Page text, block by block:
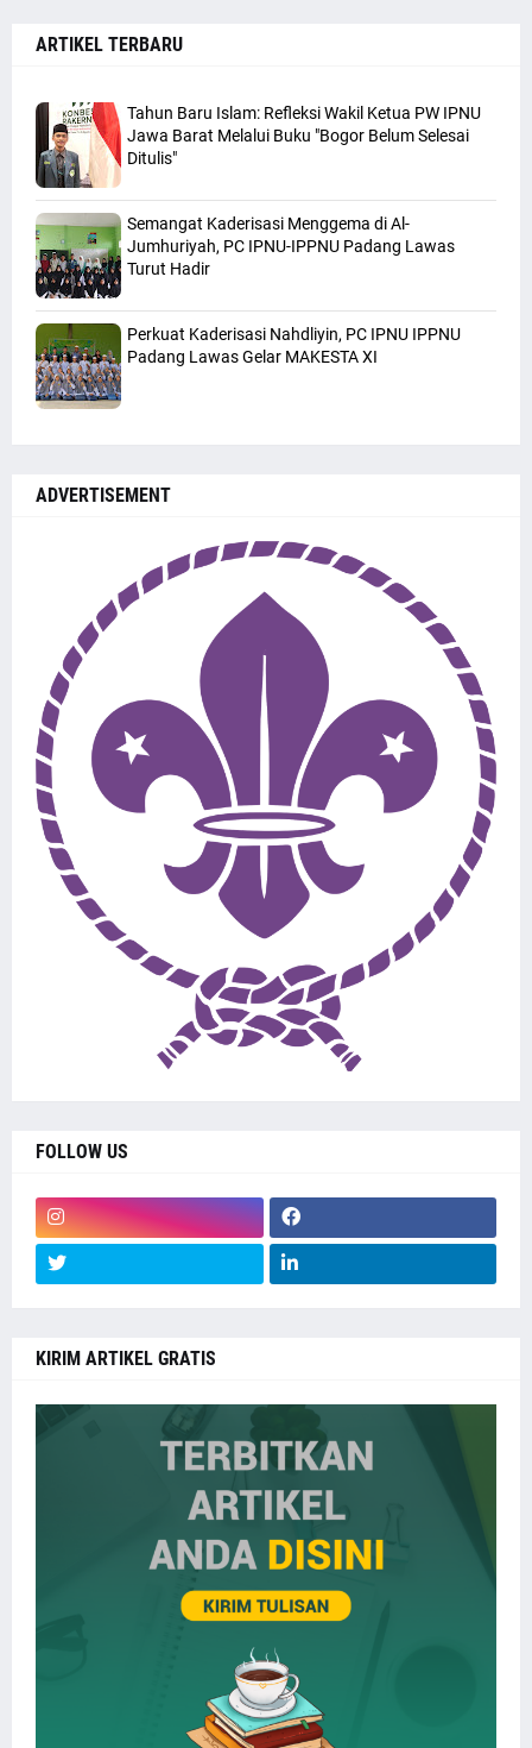
ARTIKEL TERBARU
Tahun Baru Islam: Refleksi Wakil Ketua PW IPNU
Jawa Barat Melalui Buku "Bogor Belum Selesai
Ditulis"
Semangat Kaderisasi Menggema di Al-
Jumhuriyah, PC IPNU-IPPNU Padang Lawas
Turut Hadir
Perkuat Kaderisasi Nahdliyin, PC IPNU IPPNU
Padang Lawas Gelar MAKESTA XI
ADVERTISEMENT
FOLLOW US
KIRIM ARTIKEL GRATIS